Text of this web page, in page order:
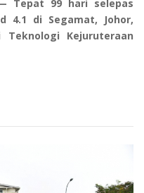
— Tepat 99 hari selepas
4.1 di Segamat, Johor,
Teknologi Kejuruteraan